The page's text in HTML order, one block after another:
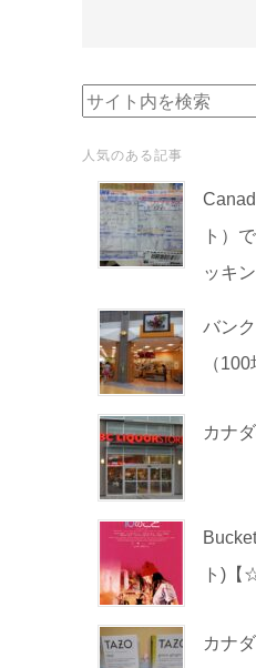
検索
人気のある記事
ト）
ッキ
バン
（100
カナ
ト)【
カナ